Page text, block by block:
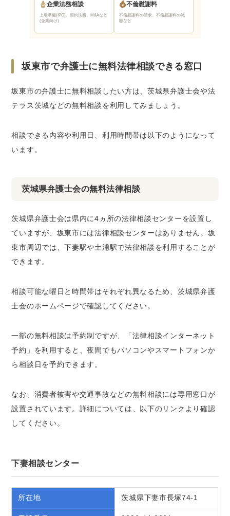
企業法務相談
上場準備(IPO)、契約法務、M&Aなど
(企業向け)
不倫慰謝料
不倫慰謝料の請求、不倫慰謝料の減
額など
坂東市で弁護士に無料法律相談できる窓口
坂東市の弁護士に無料相談したい方は、茨城県弁護士会や法
テラス茨城などの無料相談を利用してみましょう。
相談できる内容や利用日、利用時間帯は以下のようになって
います。
茨城県弁護士会の無料法律相談
茨城県弁護士会は県内に4ヵ所の法律相談センターを設置し
ていますが、坂東市には法律相談センターはありません。坂
東市周辺では、下妻駅や土浦駅で法律相談を利用することが
できます。
相談可能な曜日と時間帯はそれぞれ異なるため、茨城県弁護
士会のホームページで確認してください。
一部の無料相談は予約制ですが、「法律相談インターネット
予約」を利用すると、夜間でもパソコンやスマートフォンか
ら相談日を予約できます。
なお、消費者被害や交通事故などの無料相談には専用窓口が
設置されています。詳細については、以下のリンクより確認
してください。
下妻相談センター
所在地 茨城県下妻市長塚74-1